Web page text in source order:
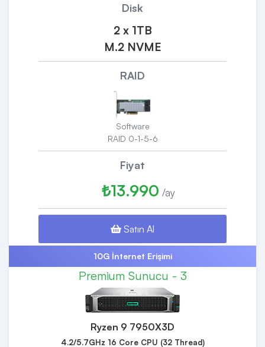
Disk
2 x 1TB
M.2 NVME
RAID
Software
RAID 0-1-5-6
Fiyat
₺13.990 /ay
Satın Al
10G İnternet Erişimi
Premium Sunucu - 3
Ryzen 9 7950X3D
4.2/5.7GHz 16 Core CPU (32 Thread)